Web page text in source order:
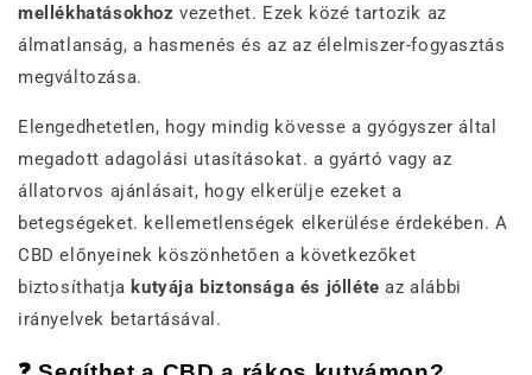
mellékhatásokhoz vezethet. Ezek közé tartozik az
álmatlanság, a hasmenés és az az élelmiszer-fogyasztás
megváltozása.
Elengedhetetlen, hogy mindig kövesse a gyógyszer által
megadott adagolási utasításokat. a gyártó vagy az
állatorvos ajánlásait, hogy elkerülje ezeket a
betegségeket. kellemetlenségek elkerülése érdekében. A
CBD előnyeinek köszönhetően a következőket
biztosíthatja kutyája biztonsága és jólléteaz alábbi
irányelvek betartásával.